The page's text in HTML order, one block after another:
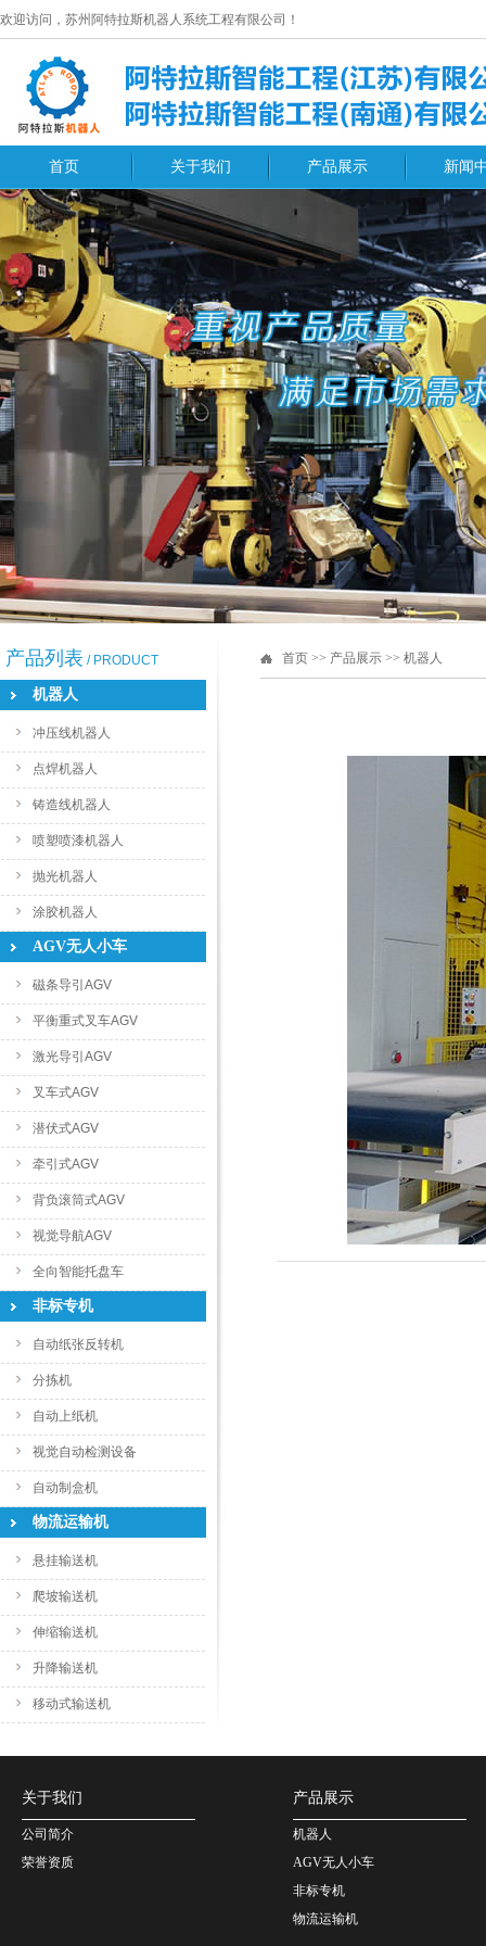
欢迎访问，苏州阿特拉斯机器人系统工程有限公司！
首页 关于我们 产品展示 新闻
产品列表 / PRODUCT
机器人
冲压线机器人
点焊机器人
铸造线机器人
喷塑喷漆机器人
抛光机器人
涂胶机器人
AGV无人小车
磁条导引AGV
平衡重式叉车AGV
激光导引AGV
叉车式AGV
潜伏式AGV
牵引式AGV
背负滚筒式AGV
视觉导航AGV
全向智能托盘车
非标专机
自动纸张反转机
分拣机
自动上纸机
视觉自动检测设备
自动制盒机
物流运输机
悬挂输送机
爬坡输送机
伸缩输送机
升降输送机
移动式输送机
首页 >> 产品展示 >> 机器人
关于我们
公司简介
荣誉资质
产品展示
机器人
AGV无人小车
非标专机
物流运输机